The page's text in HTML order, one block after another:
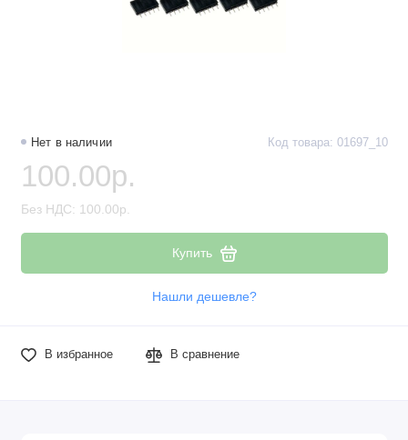
Резисторы
Реле
Стабилизаторы питания
Транзисторы
Нет в наличии Код товара: 01697_10
100.00р.
Без НДС: 100.00р.
Купить
Нашли дешевле?
В избранное В сравнение